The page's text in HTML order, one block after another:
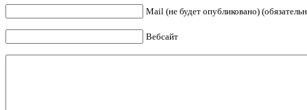
Mail (не будет опубликовано)
Вебсайт